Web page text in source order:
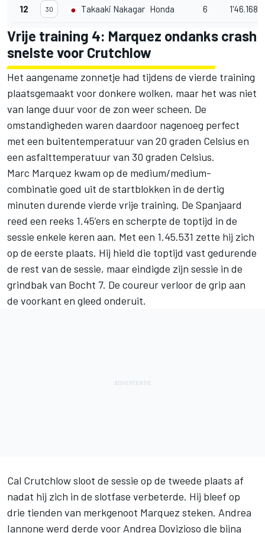
12 30 Takaaki NakagamiHonda 6 1'46.168
Vrije training 4: Marquez ondanks crash
snelste voor Crutchlow
Het aangename zonnetje had tijdens de vierde training
plaatsgemaakt voor donkere wolken, maar het was niet
van lange duur voor de zon weer scheen. De
omstandigheden waren daardoor nagenoeg perfect
met een buitentemperatuur van 20 graden Celsius en
een asfalttemperatuur van 30 graden Celsius.
Marc Marquez kwam op de medium/medium-
combinatie goed uit de startblokken in de dertig
minuten durende vierde vrije training. De Spanjaard
reed een reeks 1.45’ers en scherpte de toptijd in de
sessie enkele keren aan. Met een 1.45.531 zette hij zich
op de eerste plaats. Hij hield die toptijd vast gedurende
de rest van de sessie, maar eindigde zijn sessie in de
grindbak van Bocht 7. De coureur verloor de grip aan
de voorkant en gleed onderuit.
Cal Crutchlow sloot de sessie op de tweede plaats af
nadat hij zich in de slotfase verbeterde. Hij bleef op
drie tienden van merkgenoot Marquez steken. Andrea
Iannone werd derde voor Andrea Dovizioso die bijna